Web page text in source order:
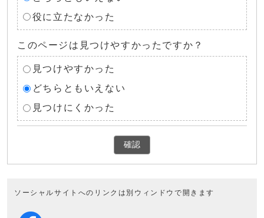
役に立たなかった
このページは見つけやすかったですか？
見つけやすかった
どちらともいえない
見つけにくかった
確認
ソーシャルサイトへのリンクは別ウィンドウで開きます